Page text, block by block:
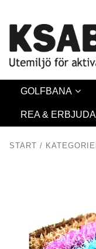
GOLFBANA
REA &
START /